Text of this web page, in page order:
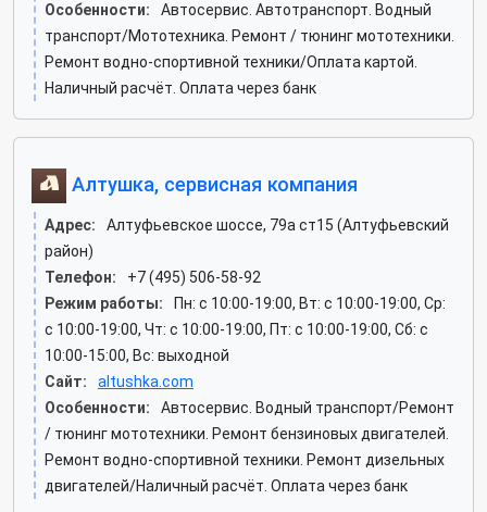
Особенности:
Автосервис. Автотранспорт. Водный
транспорт/Мототехника. Ремонт / тюнинг мототехники.
Ремонт водно-спортивной техники/Оплата картой.
Наличный расчёт. Оплата через банк
Алтушка, сервисная компания
Адрес:
Алтуфьевское шоссе, 79а ст15 (Алтуфьевский
район)
Телефон:
+7 (495) 506-58-92
Режим работы:
Пн: c 10:00-19:00, Вт: c 10:00-19:00, Ср:
c 10:00-19:00, Чт: c 10:00-19:00, Пт: c 10:00-19:00, Сб: c
10:00-15:00, Вс: выходной
Сайт:
altushka.com
Особенности:
Автосервис. Водный транспорт/Ремонт
/ тюнинг мототехники. Ремонт бензиновых двигателей.
Ремонт водно-спортивной техники. Ремонт дизельных
двигателей/Наличный расчёт. Оплата через банк